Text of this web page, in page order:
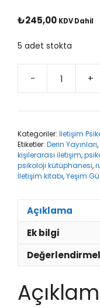
₺245,00 KDV Dahil
5 adet stokta
- +
Kategoriler: İletişim
Etiketler: Derin Yayınları,
kişilerarası iletişim,
psikoloji kütüphanesi,
İletişim kitabı,Yeşim
Açıklama
Ek bilgi